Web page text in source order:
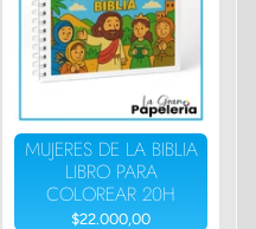
MUJERES DE LA BIBLIA
LIBRO PARA
COLOREAR 20H
$22.000,00